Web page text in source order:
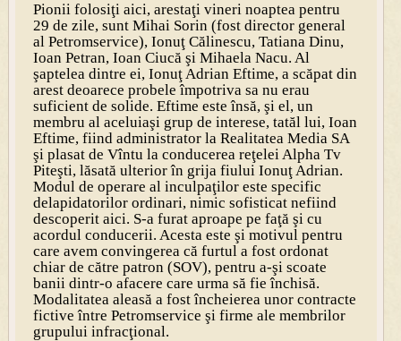
Pionii folosiţi aici, arestaţi vineri noaptea pentru
29 de zile, sunt Mihai Sorin (fost director general
al Petromservice), Ionuţ Călinescu, Tatiana Dinu,
Ioan Petran, Ioan Ciucă şi Mihaela Nacu. Al
şaptelea dintre ei, Ionuţ Adrian Eftime, a scăpat din
arest deoarece probele împotriva sa nu erau
suficient de solide. Eftime este însă, şi el, un
membru al aceluiaşi grup de interese, tatăl lui, Ioan
Eftime, fiind administrator la Realitatea Media SA
şi plasat de Vîntu la conducerea reţelei Alpha Tv
Piteşti, lăsată ulterior în grija fiului Ionuţ Adrian.
Modul de operare al inculpaţilor este specific
delapidatorilor ordinari, nimic sofisticat nefiind
descoperit aici. S-a furat aproape pe faţă şi cu
acordul conducerii. Acesta este şi motivul pentru
care avem convingerea că furtul a fost ordonat
chiar de către patron (SOV), pentru a-şi scoate
banii dintr-o afacere care urma să fie închisă.
Modalitatea aleasă a fost încheierea unor contracte
fictive între Petromservice şi firme ale membrilor
grupului infracţional.